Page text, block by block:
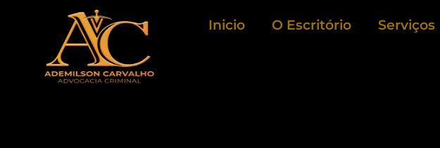
conteúdo
Inicio O Escritório Serviços